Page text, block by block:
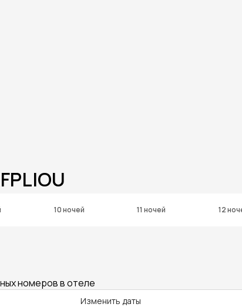
10 ночей 11 ночей 12
номеров в отеле
Изменить даты